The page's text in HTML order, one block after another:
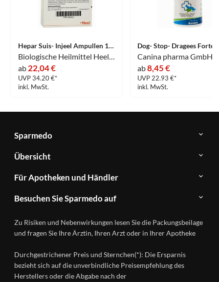
Hepar Suis- Injeel Ampullen 10 Stück
ab 22,04 €
UVP 34.20 €*
inkl. MwSt.
Canina pharma GmbH
ab8,45 €
UVP 22.93 €*
inkl. MwSt.
Sparmedo
Über
Sparmedo
FAQ
Kontakt
Datenschutz
Nutzungsbedingungen
Übersicht
Herstellerverzeichnis
Produkte
A-
Ratgeber
Wirkstoffe
Gesundheitsmagazin
Für Apotheken und Händler
&
Händlerlogin
Besuchen Sie Sparmedo auf
Instagram
Zu Risiken und Nebenwirkungen lesen Sie die Packungsbeilage
und fragen Sie Ihre Ärztin, Ihren Arzt oder in Ihrer Apotheke
Durchgestrichener Preis und Sternchen(*): Die Ersparnis
bezieht sich auf die unverbindliche Preisempfehlung des
Herstellers oder die Abgabe nach der